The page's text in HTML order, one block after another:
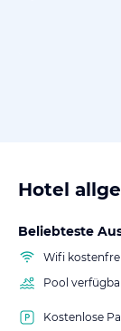
Hotel
Beliebteste
Wifi kostenfrei
Pool
Kostenlose